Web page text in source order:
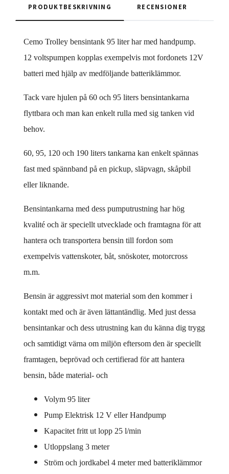
PRODUKTBESKRIVNING RECENSIONER
Cemo Trolley bensintank 95 liter har med handpump.
12 voltspumpen kopplas exempelvis mot fordonets 12V
batteri med hjälp av medföljande batteriklämmor.
Tack vare hjulen på 60 och 95 liters bensintankarna
flyttbara och man kan enkelt rulla med sig tanken vid
behov.
60, 95, 120 och 190 liters tankarna kan enkelt spännas
fast med spännband på en pickup, släpvagn, skåpbil
eller liknande.
Bensintankarna med dess pumputrustning har hög
kvalité och är speciellt utvecklade och framtagna för att
hantera och transportera bensin till fordon som
exempelvis vattenskoter, båt, snöskoter, motorcross
m.m.
Bensin är aggressivt mot material som den kommer i
kontakt med och är även lättantändlig. Med just dessa
bensintankar och dess utrustning kan du känna dig trygg
och samtidigt värna om miljön eftersom den är speciellt
framtagen, beprövad och certifierad för att hantera
bensin, både material- och
Volym 95 liter
Pump Elektrisk 12 V eller Handpump
Kapacitet fritt ut lopp 25 l/min
Utloppslang 3 meter
Ström och jordkabel 4 meter med batteriklämmor